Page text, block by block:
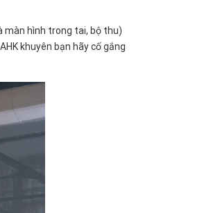
màn hình trong tai, bộ thu)
khuyên bạn hãy cố gắng